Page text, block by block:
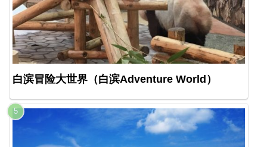
白滨冒险大世界（白滨Adventure World）